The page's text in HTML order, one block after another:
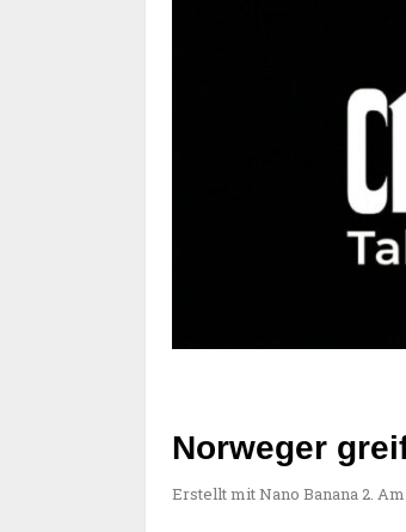
Norweger
Erstellt mit Nano Banana 2.